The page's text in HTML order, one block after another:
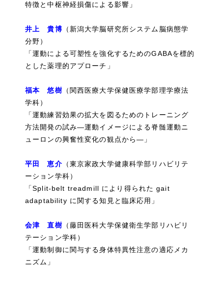
特徴と中枢神経損傷による影響」
井上 貴博 （新潟大学脳研究所システム脳病態学
分野）
「運動による可塑性を強化するためのGABAを標的
とした薬理的アプローチ」
福本 悠樹​​​​​​​ （関西医療大学保健医療学部理学療法
学科）
「運動練習効果の拡大を図るためのトレーニング
方法開発の試み―運動イメージによる脊髄運動ニ
ューロンの興奮性変化の観点から―」
平田 恵介​​​​​​​ （東京家政大学健康科学部リハビリテ
ーション学科）
「Split-belt treadmill により得られた gait
adaptability に関する知見と臨床応用」
会津 直樹​​​​​​​​​​​​​​ （藤田医科大学保健衛生学部リハビリ
テーション学科）
「運動制御に関与する身体特異性注意の適応メカ
ニズム」